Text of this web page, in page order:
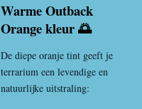
Warme Outback
Orange kleur 🌅
De diepe oranje tint geeft je
terrarium een levendige en
natuurlijke uitstraling: